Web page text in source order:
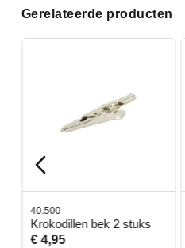
Gerelateerde producten
40.500
Krokodillen bek 2 stuks
€ 4,95